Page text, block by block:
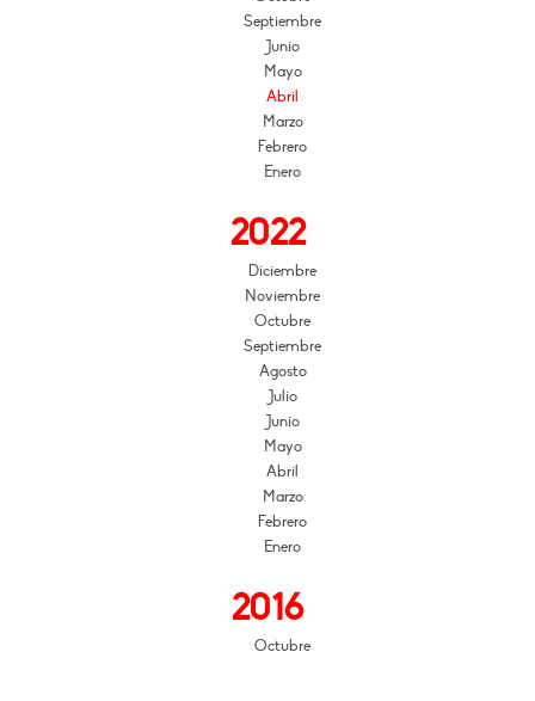
Septiembre
Junio
Mayo
Abril
Marzo
Febrero
Enero
2022
Diciembre
Noviembre
Octubre
Septiembre
Agosto
Julio
Junio
Mayo
Abril
Marzo
Febrero
Enero
2016
Octubre